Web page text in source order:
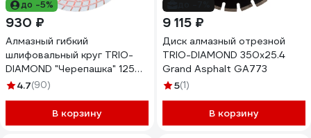
до -5%
930 ₽
Алмазный гибкий
шлифовальный круг TRIO-
DIAMOND "Черепашка" 125
мм № 100 350100
4.7(90)
В корзину
9 115 ₽
Диск алмазный отрезной
TRIO-DIAMOND 350x25.4
Grand Asphalt GA773
5(1)
В корзину